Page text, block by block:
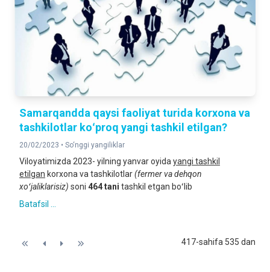
Samarqandda qaysi faoliyat turida korxona va
tashkilotlar koʻproq yangi tashkil etilgan?
20/02/2023 • So‘nggi yangiliklar
Viloyatimizda 2023- yilning yanvar oyida yangi tashkil
etilgan korxona va tashkilotlar(fermer va dehqon
xoʻjaliklarisiz) soni 464 tani tashkil etgan boʻlib
Batafsil ...
417-sahifa 535 dan